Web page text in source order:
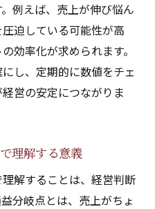
例えば、売上が伸び悩ん
迫している可能性が高
効率化が求められます。
し、定期的に数値をチェ
営の安定につながりま
理解する意義
解することは、経営判断
分岐点とは、売上がちょ